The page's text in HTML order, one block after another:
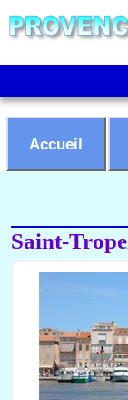
Accueil
Saint-